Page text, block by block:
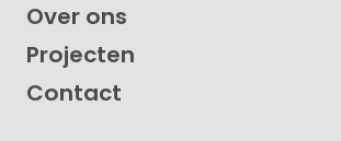
Over ons
Projecten
Contact